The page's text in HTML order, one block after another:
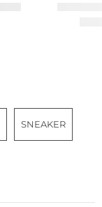
SNEAKER